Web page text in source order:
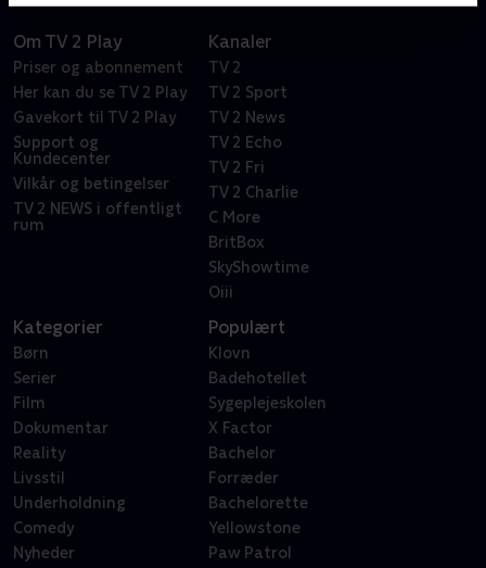
Om TV 2 Play
Priser og abonnement
Her kan du se TV 2 Play
Gavekort til TV 2 Play
Support og
Kundecenter
Vilkår og betingelser
TV 2 NEWS i offentligt
rum
Kanaler
TV 2
TV 2 Sport
TV 2 News
TV 2 Echo
TV 2 Fri
TV 2 Charlie
C More
BritBox
SkyShowtime
Oiii
Kategorier
Børn
Serier
Film
Dokumentar
Reality
Livsstil
Underholdning
Comedy
Nyheder
Populært
Klovn
Badehotellet
Sygeplejeskolen
X Factor
Bachelor
Forræder
Bachelorette
Yellowstone
Paw Patrol